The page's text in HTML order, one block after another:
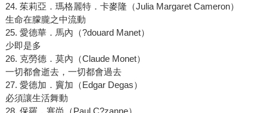
24. 茱莉亞．瑪格麗特．卡麥隆（Julia Margaret Cameron）
生命在朦朧之中流動
25. 愛德華．馬內（?douard Manet）
少即是多
26. 克勞德．莫內（Claude Monet）
一切都會逝去，一切都會過去
27. 愛德加．竇加（Edgar Degas）
必須讓生活舞動
28. 保羅．塞尚（Paul C?zanne）